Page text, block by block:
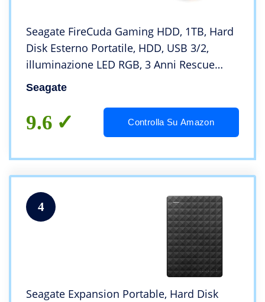
Seagate FireCuda Gaming HDD, 1TB, Hard
Disk Esterno Portatile, HDD, USB 3/2,
illuminazione LED RGB, 3 Anni Rescue
Services (STKL1000400)
Seagate
9.6 Controlla Su Amazon
4
Seagate Expansion Portable, Hard Disk